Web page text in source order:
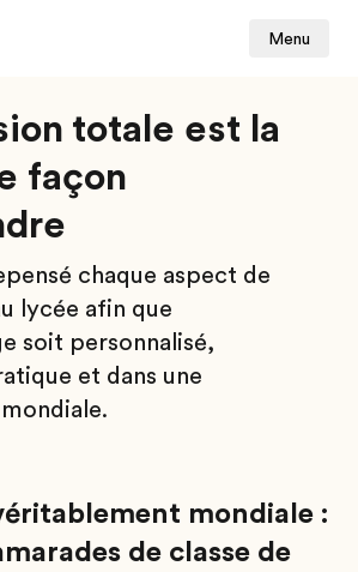
Menu
totale est la
façon
chaque aspect de
lycée afin que
soit personnalisé,
et dans une
mondiale :
de classe de